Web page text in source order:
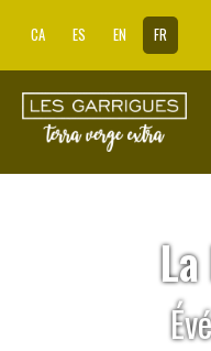
CA ES EN FR